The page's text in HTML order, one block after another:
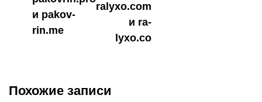
и pakov-
rin.me
ralyxo.com
и ra-
lyxo.co
Похожие записи